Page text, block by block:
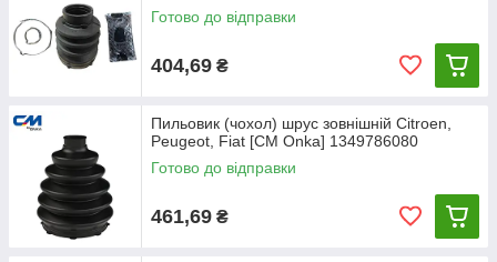
Готово до відправки
404,69 ₴
Пильовик (чохол) шрус зовнішній Citroen,
Peugeot, Fiat [CM Onka] 1349786080
Готово до відправки
461,69 ₴